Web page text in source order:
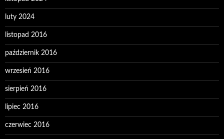
luty 2024
listopad 2016
październik 2016
wrzesień 2016
sierpień 2016
lipiec 2016
czerwiec 2016